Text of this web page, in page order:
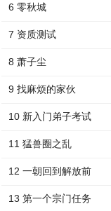
6 零秋城
7 资质测试
8 萧子尘
9 找麻烦的家伙
10 新入门弟子考试
11 猛兽圈之乱
12 一朝回到解放前
13 第一个宗门任务